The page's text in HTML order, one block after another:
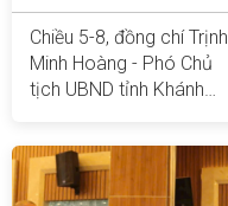
Chiều 5-8, đồng chí Trịnh
Minh Hoàng - Phó Chủ
tịch UBND tỉnh Khánh
tình hình hoạt động sản
xuất, kinh doanh tại một
số hợp tác xã (HTX) trên